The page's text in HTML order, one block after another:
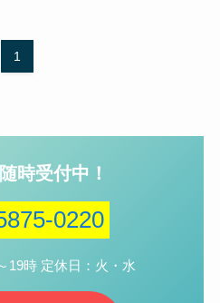
1
時受付中！
0220
19時 定休日：火・水